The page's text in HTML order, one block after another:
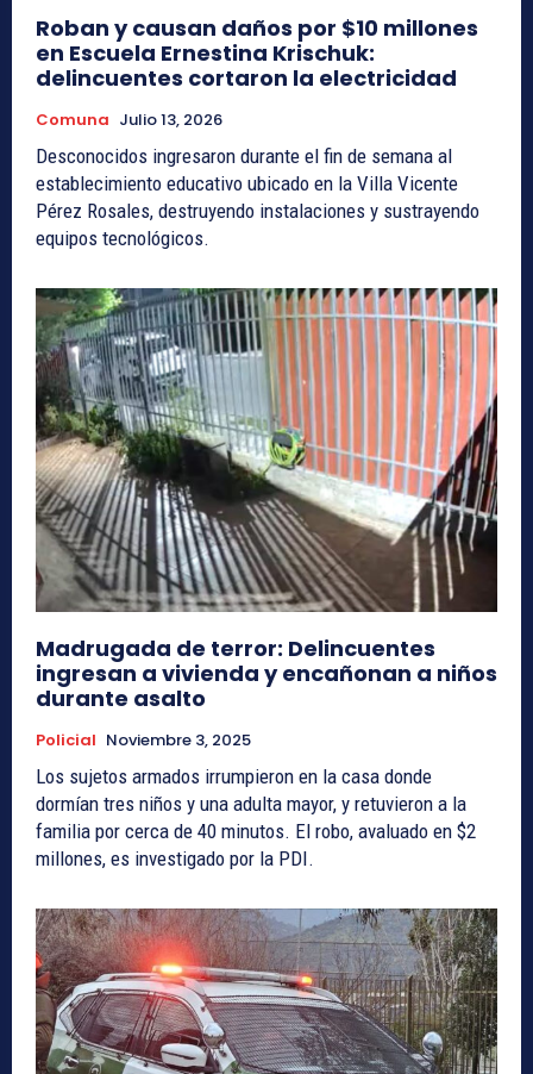
Roban y causan daños por $10 millones
en Escuela Ernestina Krischuk:
delincuentes cortaron la electricidad
Comuna Julio 13, 2026
Desconocidos ingresaron durante el fin de semana al
establecimiento educativo ubicado en la Villa Vicente
Pérez Rosales, destruyendo instalaciones y sustrayendo
equipos tecnológicos.
Madrugada de terror: Delincuentes
ingresan a vivienda y encañonan a niños
durante asalto
Policial Noviembre 3, 2025
Los sujetos armados irrumpieron en la casa donde
dormían tres niños y una adulta mayor, y retuvieron a la
familia por cerca de 40 minutos. El robo, avaluado en $2
millones, es investigado por la PDI.